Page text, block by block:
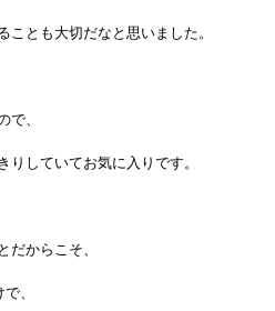
とも大切だなと思いました。
で、
りしていてお気に入りです。
だからこそ、
、